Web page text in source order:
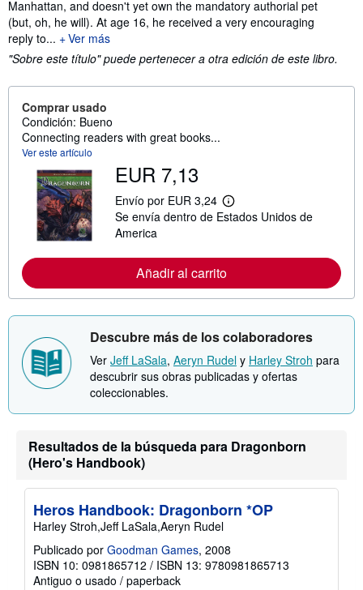
Manhattan, and doesn't yet own the mandatory authorial pet
(but, oh, he will). At age 16, he received a very encouraging
reply to...
Ver más
"Sobre este título" puede pertenecer a otra edición de este libro.
Comprar usado
Condición: Bueno
Connecting readers with great books...
Ver este artículo
EUR 7,13
Envío por EUR 3,24
M
á
r
m
a
i
n
s
r
a
a
i
s
d
e
Se envía dentro de Estados Unidos de
America
Añadir al carrito
Descubre más de los colaboradores
Ver Jeff LaSala, Aeryn Rudel y Harley Stroh para
descubrir sus obras publicadas y ofertas
coleccionables.
Resultados de la búsqueda para Dragonborn
(Hero's Handbook)
Heros Handbook: Dragonborn *OP
Harley Stroh,Jeff LaSala,Aeryn Rudel
Publicado por Goodman Games, 2008
ISBN 10: 0981865712 / ISBN 13: 9780981865713
Antiguo o usado / paperback